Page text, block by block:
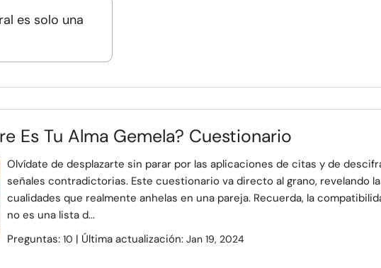
es solo una
Es Tu Alma Gemela? Cuestionario
Olvídate de desplazarte sin parar por las aplicaciones de citas y de
señales contradictorias. Este cuestionario va directo al grano, revelando
cualidades que realmente anhelas en una pareja. Recuerda, la
no es una lista d...
Preguntas: 10 | Última actualización: Jan 19, 2024